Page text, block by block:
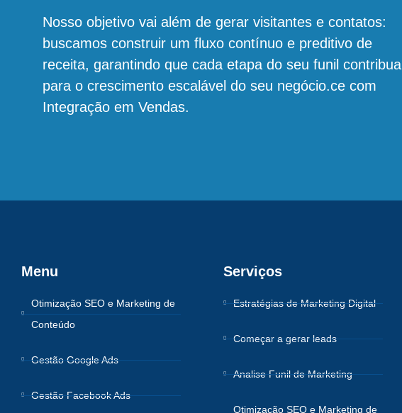
Nosso objetivo vai além de gerar visitantes e contatos:
buscamos construir um fluxo contínuo e preditivo de
receita, garantindo que cada etapa do seu funil contribua
para o crescimento escalável do seu negócio.ce com
Integração em Vendas.
Menu
Otimização SEO e Marketing de
Conteúdo
Gestão Google Ads
Gestão Facebook Ads
Serviços
Estratégias de Marketing Digital
Começar a gerar leads
Analise Funil de Marketing
Otimização SEO e Marketing de